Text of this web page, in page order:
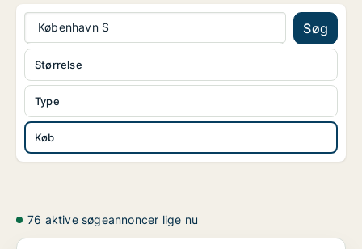
København S Søg
Type
Køb
Størrelse
76 aktive søgeannoncer lige nu